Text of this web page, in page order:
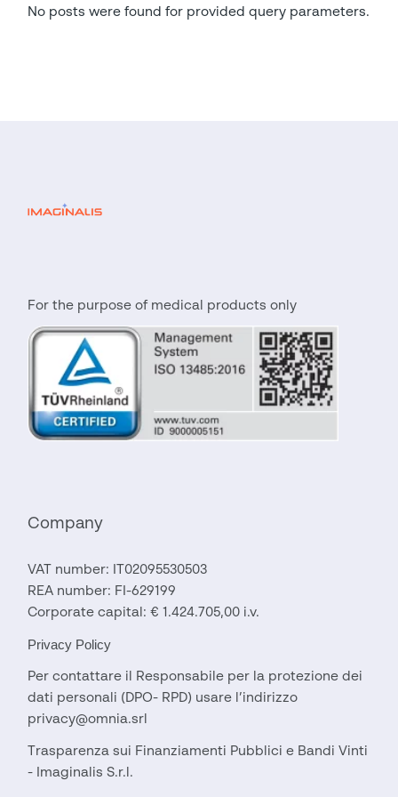
No posts were found for provided query parameters.
For the purpose of medical products only
Company
VAT number: IT02095530503
REA number: FI-629199
Corporate capital: € 1.424.705,00 i.v.
Privacy Policy
Per contattare il Responsabile per la protezione dei
dati personali (DPO- RPD) usare l’indirizzo
privacy@omnia.srl
Trasparenza sui Finanziamenti Pubblici e Bandi Vinti
- Imaginalis S.r.l.